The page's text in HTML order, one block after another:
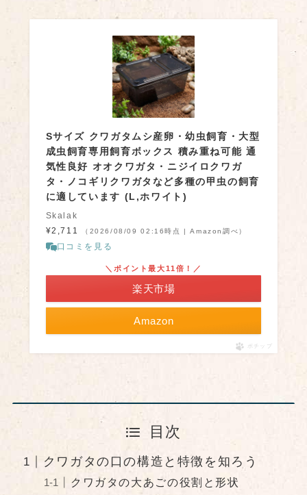
Sサイズ クワガタムシ産卵・幼虫飼育・大型
成虫飼育専用飼育ボックス 積み重ね可能 通
気性良好 オオクワガタ・ニジイロクワガ
タ・ノコギリクワガタなど多種の甲虫の飼育
に適しています (L,ホワイト)
Skalak
¥2,711
（2026/08/09 02:16時点 | Amazon調べ）
口コミを見る
Amazon
＼ポイント最大11倍！／
楽天市場
ポチップ
目次
クワガタの口の構造と特徴を知ろう
クワガタの大あごの役割と形状